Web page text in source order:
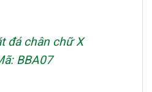
đá chân chữ X
BBA07